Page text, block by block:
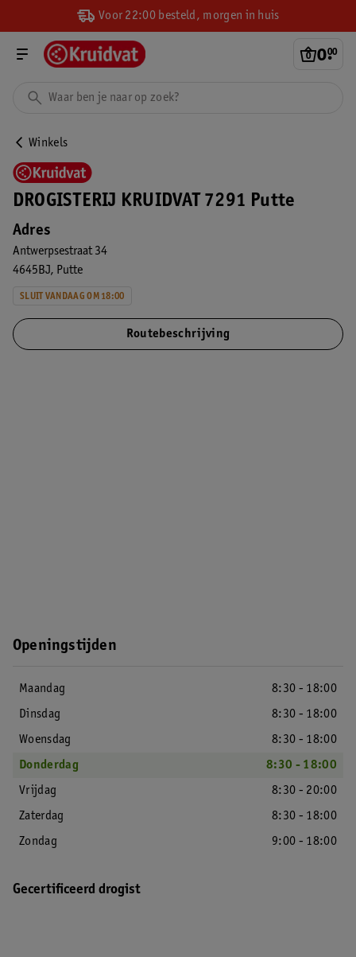
Voor 22:00 besteld, morgen in huis
0.
00
Winkels
DROGISTERIJ KRUIDVAT 7291 Putte
Adres
Antwerpsestraat 34
4645BJ
Putte
SLUIT VANDAAG OM 18:00
Routebeschrijving
Openingstijden
Maandag
8:30 - 18:00
Dinsdag
8:30 - 18:00
Woensdag
8:30 - 18:00
Donderdag
8:30 - 18:00
Vrijdag
8:30 - 20:00
Zaterdag
8:30 - 18:00
Zondag
9:00 - 18:00
Gecertificeerd drogist